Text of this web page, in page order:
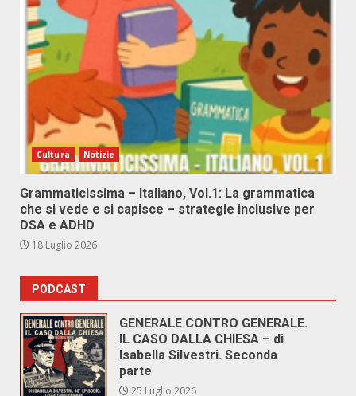
Cultura Notizie
Grammaticissima – Italiano, Vol.1: La grammatica
che si vede e si capisce – strategie inclusive per
DSA e ADHD
18 Luglio 2026
PODCAST
GENERALE CONTRO GENERALE.
IL CASO DALLA CHIESA – di
Isabella Silvestri. Seconda
parte
25 Luglio 2026